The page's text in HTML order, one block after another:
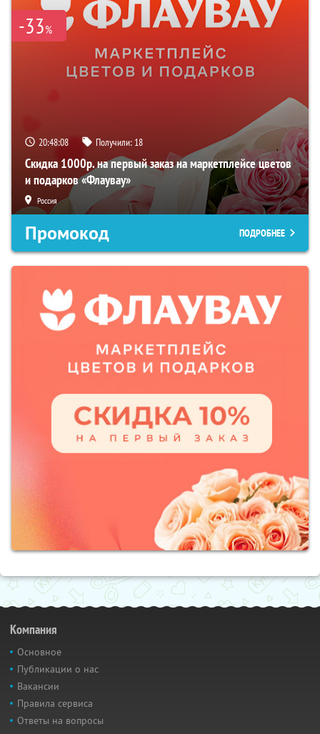
-33%
20:48:08 Получили: 18
Скидка 1000р. на первый заказ на маркетплейсе цветов
и подарков «Флаувау»
Россия
Промокод ПОДРОБНЕЕ
Компания
Основное
Публикации о нас
Вакансии
Правила сервиса
Ответы на вопросы